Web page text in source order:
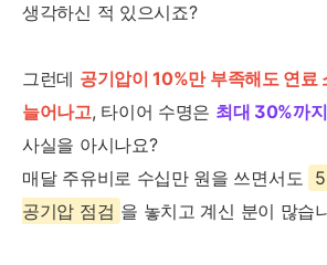
생각하신 적 있으시죠?
그런데 공기압이 10%만 부족해도 연료
늘어나고, 타이어 수명은 최대 30%까
사실을 아시나요?
매달 주유비로 수십만 원을 쓰면서도
공기압 점검 을 놓치고 계신 분이 많습